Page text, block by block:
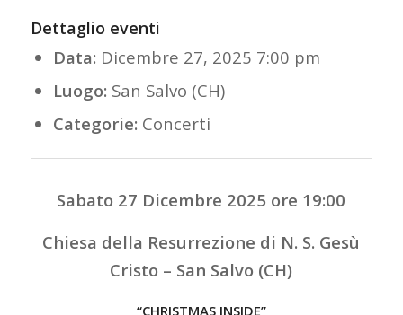
Dettaglio eventi
Data: Dicembre 27, 2025 7:00 pm
Luogo: San Salvo (CH)
Categorie: Concerti
Sabato 27 Dicembre 2025 ore 19:00
Chiesa della Resurrezione di N. S. Gesù
Cristo – San Salvo (CH)
“CHRISTMAS INSIDE”